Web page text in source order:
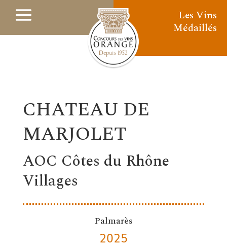
Les Vins
Médaillés
CHATEAU DE
MARJOLET
AOC Côtes du Rhône
Villages
Palmarès
2025